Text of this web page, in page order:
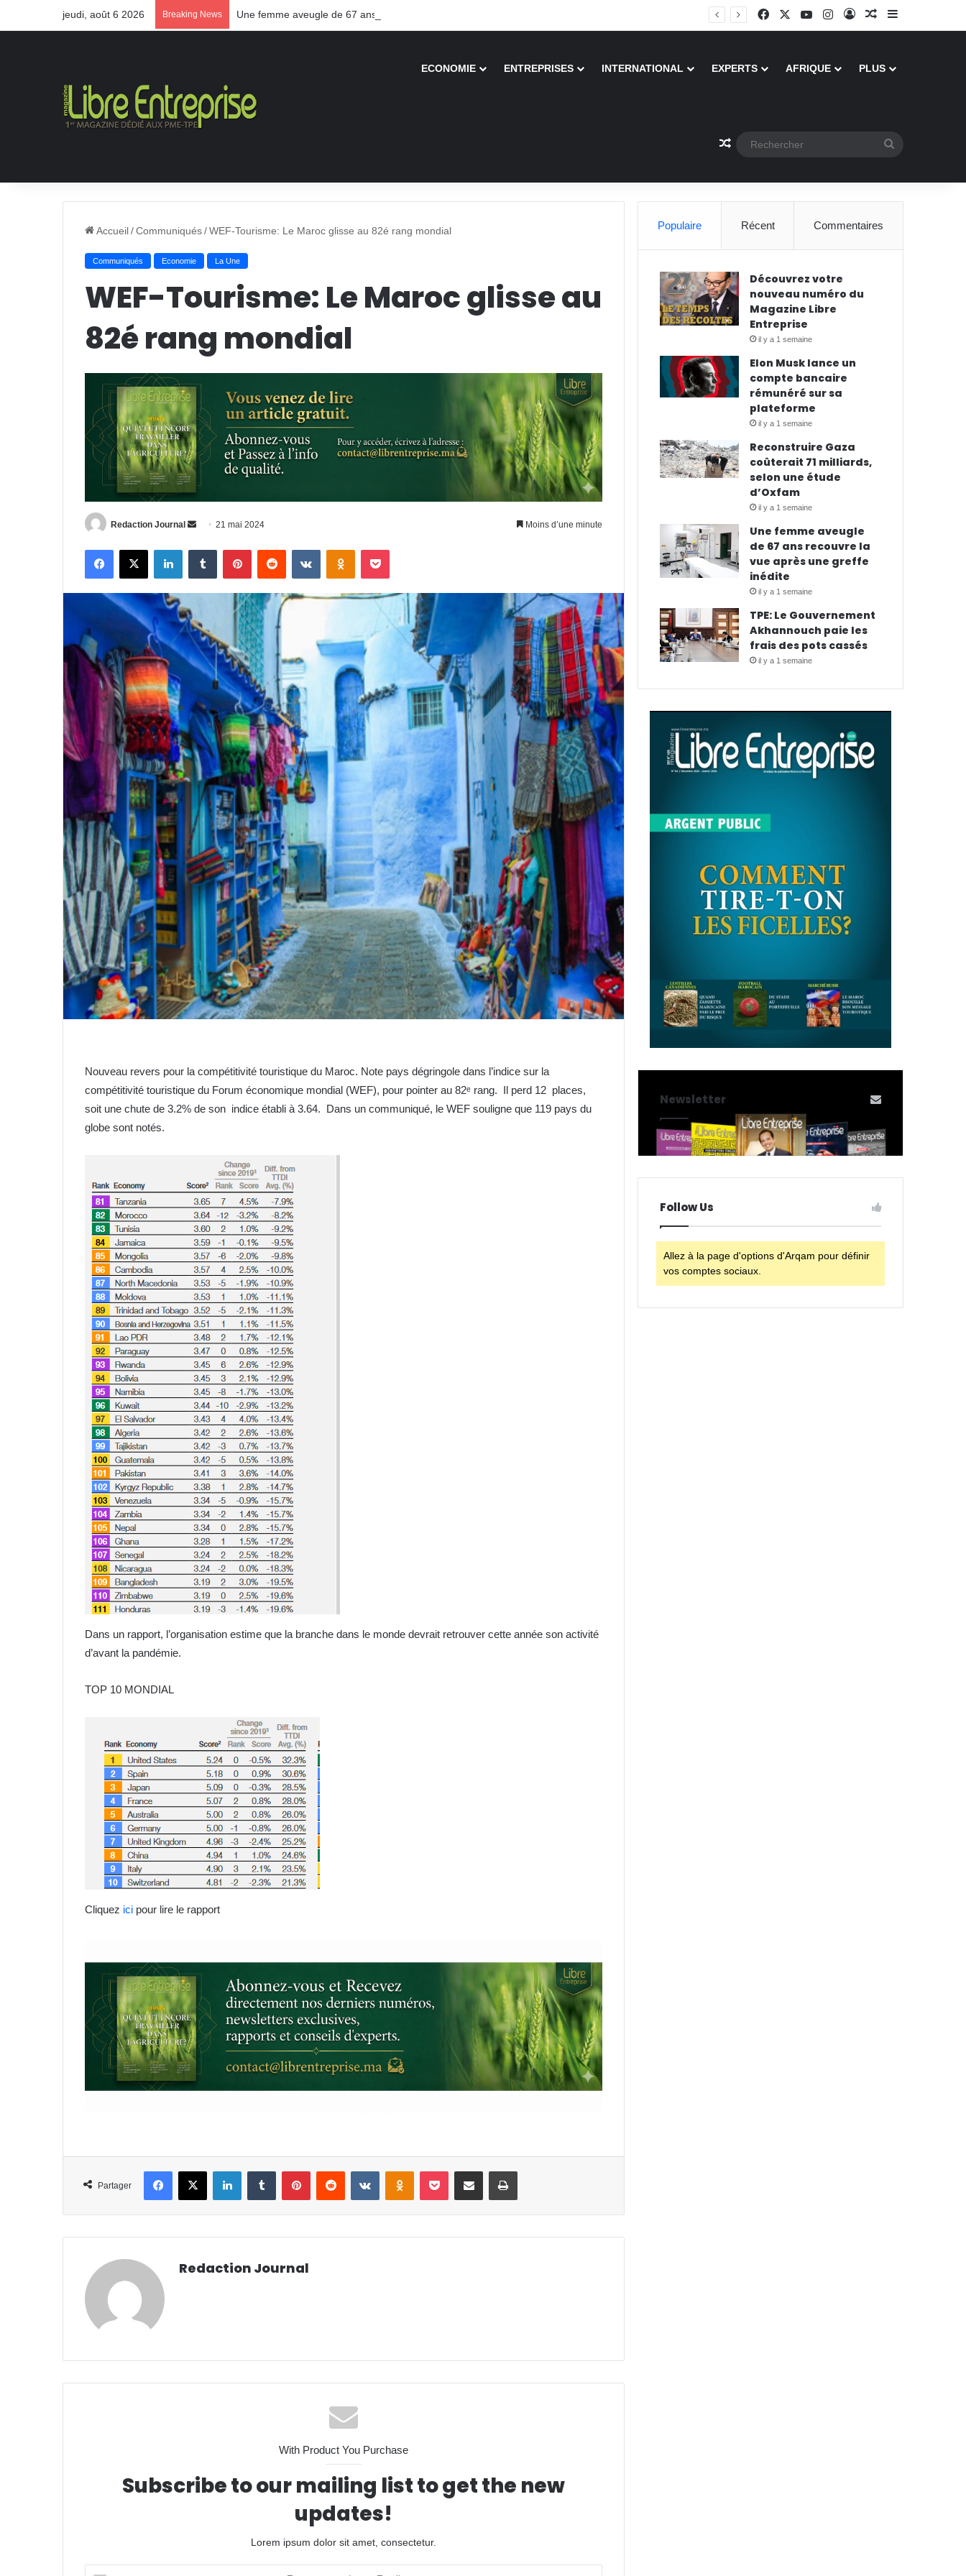
jeudi, août 6 2026 Breaking News Une femme aveugle de 67 ans recouvre la vue après une greffe inédite FacebookYouTubeInstagramConnexion
Article Aléatoire
Sidebar
ECONOMIE ENTREPRISES INTERNATIONAL EXPERTS AFRIQUE PLUS
Article Aléatoire
Accueil/Communiqués/WEF-Tourisme: Le Maroc glisse au 82é rang mondial
Communiqués Economie La Une
WEF-Tourisme: Le Maroc glisse au
82é rang mondial
Redaction Journal
Envoyer
courriel
21 mai 2024 Moins d’une minute
Facebook
X LinkedinTumblr PinterestReddit VKontakteOdnoklassniki
Pocket
Nouveau revers pour la compétitivité touristique du Maroc. Note pays dégringole dans l’indice sur la
compétitivité touristique du Forum économique mondial (WEF), pour pointer au 82ᵉ rang. Il perd 12 places,
soit une chute de 3.2% de son indice établi à 3.64. Dans un communiqué, le WEF souligne que 119 pays du
globe sont notés.
Dans un rapport, l’organisation estime que la branche dans le monde devrait retrouver cette année son activité
d’avant la pandémie.
TOP 10 MONDIAL
Cliquez ici pour lire le rapport
Partager
Facebook
X LinkedinTumblr PinterestReddit VKontakteOdnoklassniki
Pocket Partager par email Imprimer
Redaction Journal
With Product You Purchase
Subscribe to our mailing list to get the new
updates!
Lorem ipsum dolor sit amet, consectetur.
Populaire Récent Commentaires
Découvrez votre
nouveau numéro du
Magazine Libre
Entreprise
il y a 1 semaine
Elon Musk lance un
compte bancaire
rémunéré sur sa
plateforme
il y a 1 semaine
Reconstruire Gaza
coûterait 71 milliards,
selon une étude
d’Oxfam
il y a 1 semaine
Une femme aveugle
de 67 ans recouvre la
vue après une greffe
inédite
il y a 1 semaine
TPE: Le Gouvernement
Akhannouch paie les
frais des pots cassés
il y a 1 semaine
Newsletter
Follow Us
Allez à la page d'options d'Arqam pour définir
vos comptes sociaux.